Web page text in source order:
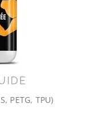
PETG, TPU)